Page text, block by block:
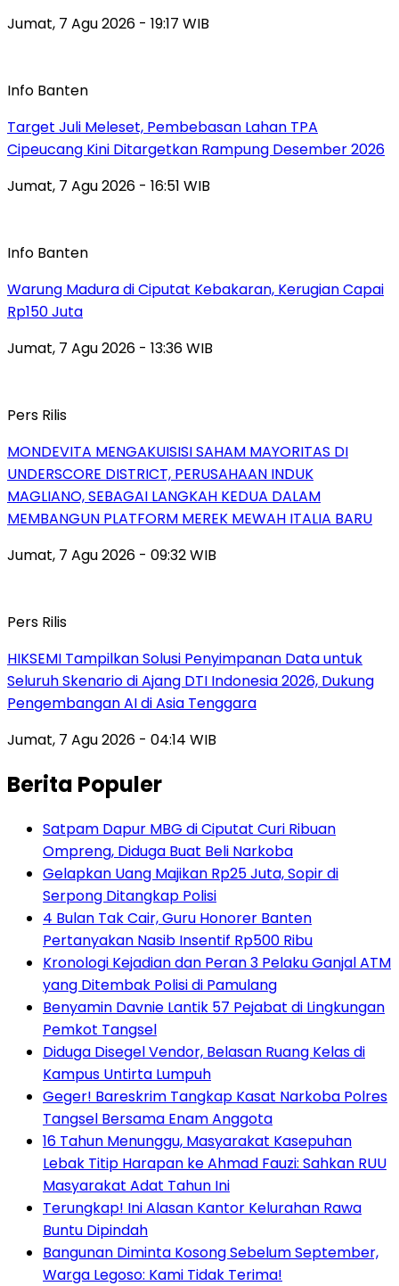
Jumat, 7 Agu 2026 - 19:17 WIB
Info Banten
Target Juli Meleset, Pembebasan Lahan TPA
Cipeucang Kini Ditargetkan Rampung Desember 2026
Jumat, 7 Agu 2026 - 16:51 WIB
Info Banten
Warung Madura di Ciputat Kebakaran, Kerugian Capai
Rp150 Juta
Jumat, 7 Agu 2026 - 13:36 WIB
Pers Rilis
MONDEVITA MENGAKUISISI SAHAM MAYORITAS DI
UNDERSCORE DISTRICT, PERUSAHAAN INDUK
MAGLIANO, SEBAGAI LANGKAH KEDUA DALAM
MEMBANGUN PLATFORM MEREK MEWAH ITALIA BARU
Jumat, 7 Agu 2026 - 09:32 WIB
Pers Rilis
HIKSEMI Tampilkan Solusi Penyimpanan Data untuk
Seluruh Skenario di Ajang DTI Indonesia 2026, Dukung
Pengembangan AI di Asia Tenggara
Jumat, 7 Agu 2026 - 04:14 WIB
Berita Populer
Satpam Dapur MBG di Ciputat Curi Ribuan
Ompreng, Diduga Buat Beli Narkoba
Gelapkan Uang Majikan Rp25 Juta, Sopir di
Serpong Ditangkap Polisi
4 Bulan Tak Cair, Guru Honorer Banten
Pertanyakan Nasib Insentif Rp500 Ribu
Kronologi Kejadian dan Peran 3 Pelaku Ganjal ATM
yang Ditembak Polisi di Pamulang
Benyamin Davnie Lantik 57 Pejabat di Lingkungan
Pemkot Tangsel
Diduga Disegel Vendor, Belasan Ruang Kelas di
Kampus Untirta Lumpuh
Geger! Bareskrim Tangkap Kasat Narkoba Polres
Tangsel Bersama Enam Anggota
16 Tahun Menunggu, Masyarakat Kasepuhan
Lebak Titip Harapan ke Ahmad Fauzi: Sahkan RUU
Masyarakat Adat Tahun Ini
Terungkap! Ini Alasan Kantor Kelurahan Rawa
Buntu Dipindah
Bangunan Diminta Kosong Sebelum September,
Warga Legoso: Kami Tidak Terima!